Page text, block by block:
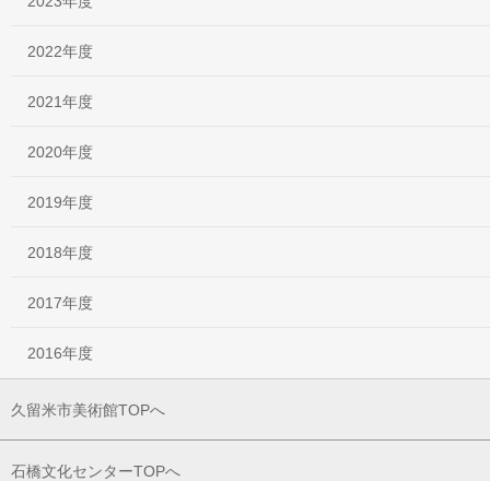
2022年度
2021年度
2020年度
2019年度
2018年度
2017年度
2016年度
久留米市美術館TOPへ
石橋文化センターTOPへ